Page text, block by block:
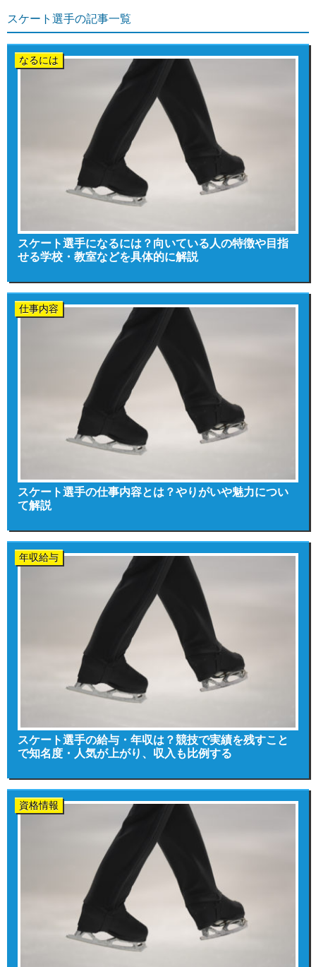
スケート選手の記事一覧
なるには
スケート選手になるには？向いている人の特徴や目指
せる学校・教室などを具体的に解説
仕事内容
スケート選手の仕事内容とは？やりがいや魅力につい
て解説
年収給与
スケート選手の給与・年収は？競技で実績を残すこと
で知名度・人気が上がり、収入も比例する
資格情報